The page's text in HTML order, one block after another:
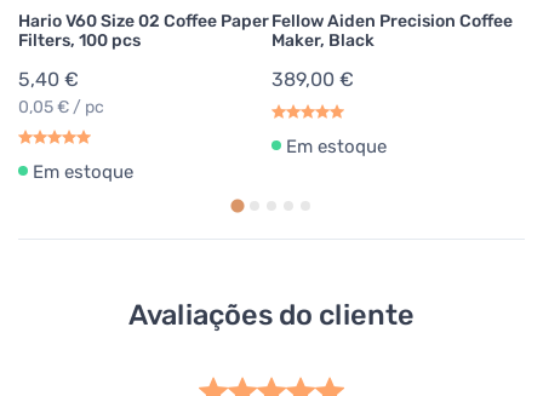
Hario V60 Size 02 Coffee Paper
Filters, 100 pcs
5,40 €
0,05 € / pc
Em estoque
Fellow Aiden Precision Coffee
Maker, Black
389,00 €
Em estoque
Avaliações do cliente